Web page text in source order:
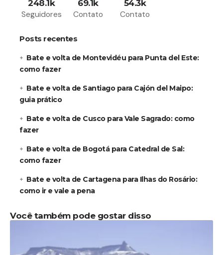
248.1k
Seguidores
69.1k
Contato
54.3k
Contato
Posts recentes
Bate e volta de Montevidéu para Punta del Este:
como fazer
Bate e volta de Santiago para Cajón del Maipo:
guia prático
Bate e volta de Cusco para Vale Sagrado: como
fazer
Bate e volta de Bogotá para Catedral de Sal:
como fazer
Bate e volta de Cartagena para Ilhas do Rosário:
como ir e vale a pena
Você também pode gostar disso